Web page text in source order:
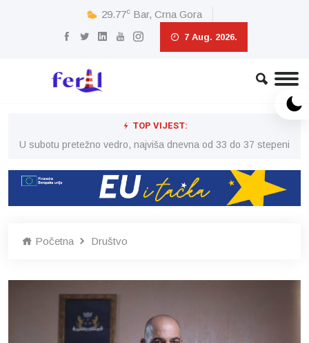
29.77c Bar, Crna Gora
7 Aug. 2026.
TOP VIJEST:
U subotu pretežno vedro, najviša dnevna od 33 do 37 stepeni
Početna Društvo